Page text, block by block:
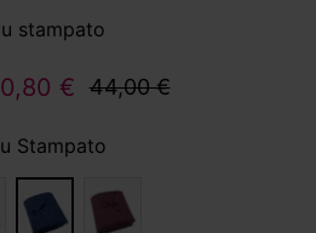
stampato
€ 44,00 €
Stampato